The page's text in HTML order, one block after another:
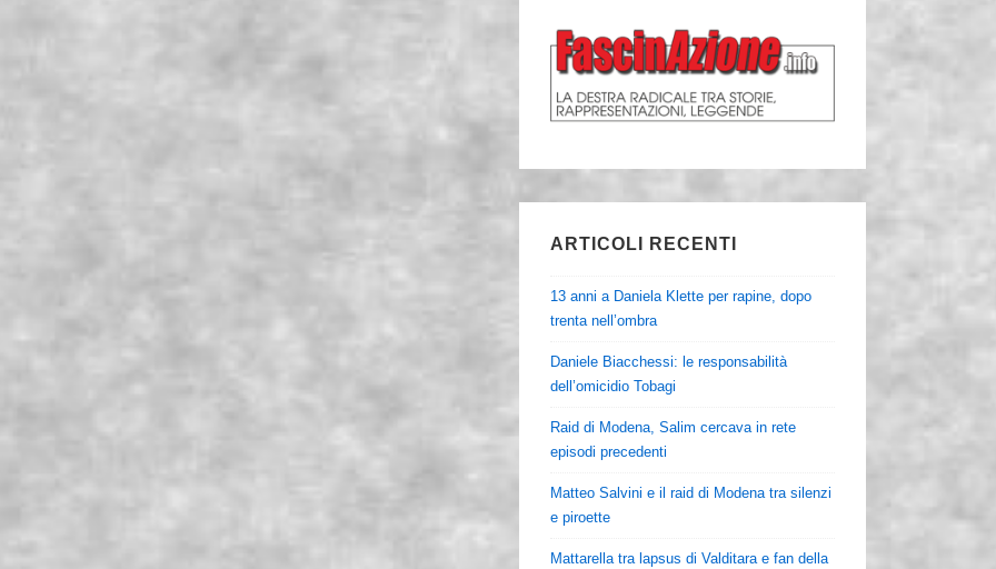
ARTICOLI RECENTI
13 anni a Daniela Klette per rapine, dopo
trenta nell’ombra
Daniele Biacchessi: le responsabilità
dell’omicidio Tobagi
Raid di Modena, Salim cercava in rete
episodi precedenti
Matteo Salvini e il raid di Modena tra silenzi
e piroette
Mattarella tra lapsus di Valditara e fan della